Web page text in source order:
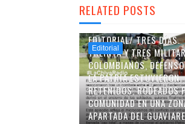
RELATED POSTS
Editorial
EDITORIAL/ TRES DÍAS.
TREINTA Y TRES
COLOMBIANOS,
LA PATRIA ESTUVIERON
RETENIDOS, RODEADOS
COMUNIDAD EN UNA
APARTADA DEL